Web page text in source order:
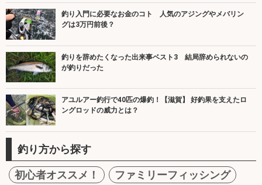
釣り入門に必要なお金のコト 人気のアジングやメバリン
グは3万円前後？
釣りを辞めたくなった出来事ベスト3 結局辞められないの
が釣りだった
アユルアー釣行で40匹の爆釣！【滋賀】 好釣果を支えたロ
ングロッドの威力とは？
釣り方から探す
初心者オススメ！
ファミリーフィッシング